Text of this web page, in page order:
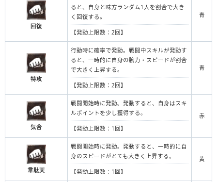
回復
ると、自身と味方ランダム1人を割合で大き
く回復する。
【発動上限数：2回】
青
特攻
行動時に確率で発動。戦闘中スキルが発動す
ると、一時的に自身の腕力・スピードが割合
で大きく上昇する。
【発動上限数：2回】
青
気合
戦闘開始時に発動。発動すると、自身はスキ
ルポイントを少し獲得する。
【発動上限数：1回】
赤
韋駄天
戦闘開始時に発動。発動すると、一時的に自
身のスピードがとても大きく上昇する。
【発動上限数：1回】
黄